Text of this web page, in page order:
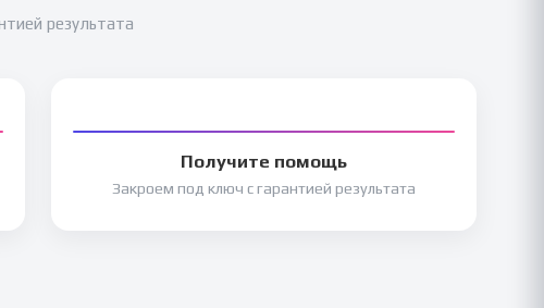
результата
Получите помощь
Закроем под ключ с гарантией результата